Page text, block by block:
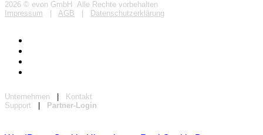
2026 © evon GmbH Alle Rechte vorbehalten
Impressum | AGB | Datenschutzerklärung
Unternehmen | Kontakt
Support | Partner-Login